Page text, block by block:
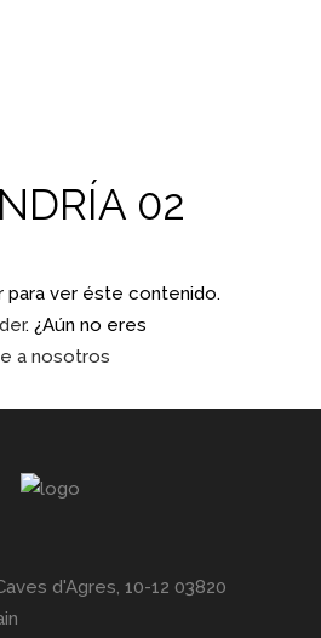
02
para ver éste contenido.
. ¿Aún no eres
a nosotros
d'Agres, 10-12 03820